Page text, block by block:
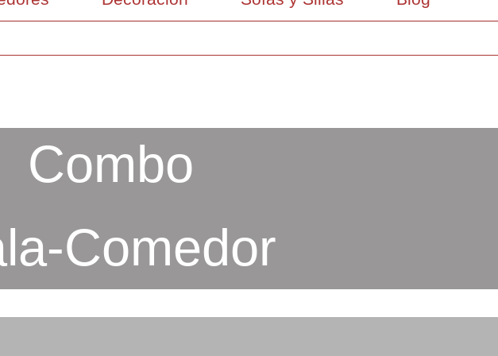
Combo
Comedor